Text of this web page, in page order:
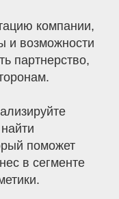
компании,
и возможности
партнерство,
поможет
в сегменте